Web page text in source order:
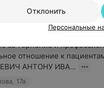
за терпение и
отношение к
АНТОНУ ИВА...
17а
Отклонить
Персональные